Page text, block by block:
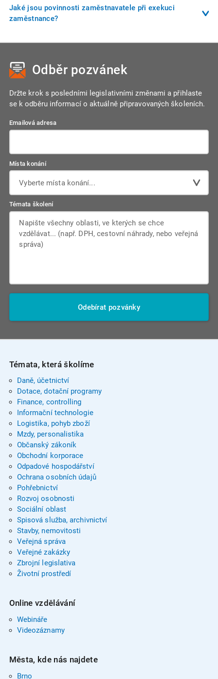
výši.
potřeby a oprávněné zájmy zaměstnance. Musí být
oznámena nejméně 14 dní předem, pokud se nedohodne
Jaké jsou povinnosti zaměstnavatele při exekuci
zaměstnance?
reagovat na rozhodnutí exekutora od měsíce následujícího
po doručení.
Odběr pozvánek
Držte krok s posledními legislativními změnami a přihlaste
se k odběru informací o aktuálně připravovaných školeních.
Emailová adresa
Místa konání
Vyberte místa konání...
Témata školení
Odebírat pozvánky
Témata, která školíme
Daně, účetnictví
Dotace, dotační programy
Finance, controlling
Informační technologie
Logistika, pohyb zboží
Mzdy, personalistika
Občanský zákoník
Obchodní korporace
Odpadové hospodářství
Ochrana osobních údajů
Pohřebnictví
Rozvoj osobnosti
Sociální oblast
Spisová služba, archivnictví
Stavby, nemovitosti
Veřejná správa
Veřejné zakázky
Zbrojní legislativa
Životní prostředí
Online vzdělávání
Webináře
Videozáznamy
Města, kde nás najdete
Brno